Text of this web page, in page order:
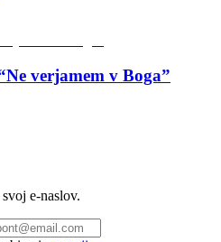
verjamem v Boga”
e-naslov.